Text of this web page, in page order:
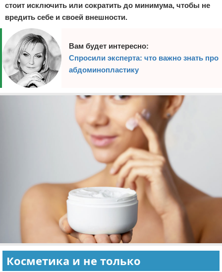
стоит исключить или сократить до минимума, чтобы не
вредить себе и своей внешности.
Вам будет интересно:
Спросили эксперта: что важно знать про
абдоминопластику
Косметика и не только